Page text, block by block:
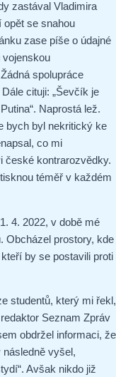
zastával Vladimira
opět se snahou
zase píše o údajné
vojenskou
spolupráce
cituji: „Ševčík je
Naprostá lež.
bych byl nekritický ke
co mi
české kontrarozvědky.
téměř v každém
4. 2022, v době mé
Obcházel prostory, kde
by se postavili proti
studentů, který mi řekl,
Seznam Zpráv
obdržel informaci, že
vyšel,
Avšak nikdo již